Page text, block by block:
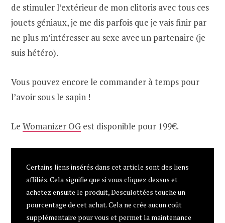
de stimuler l’extérieur de mon clitoris avec tous ces
jouets géniaux, je me dis parfois que je vais finir par
ne plus m’intéresser au sexe avec un partenaire (je
suis hétéro).
Vous pouvez encore le commander à temps pour
l’avoir sous le sapin !
Le Womanizer OG est disponible pour 199€.
Certains liens insérés dans cet article sont des liens
affiliés. Cela signifie que si vous cliquez dessus et
achetez ensuite le produit, Desculottées touche un
pourcentage de cet achat. Cela ne crée aucun coût
supplémentaire pour vous et permet la maintenance